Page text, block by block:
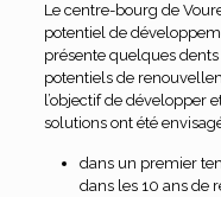
Le centre-bourg de
potentiel de
présente quelques
potentiels de
l’objectif de développer
solutions ont été
dans un premier
dans les 10 ans de